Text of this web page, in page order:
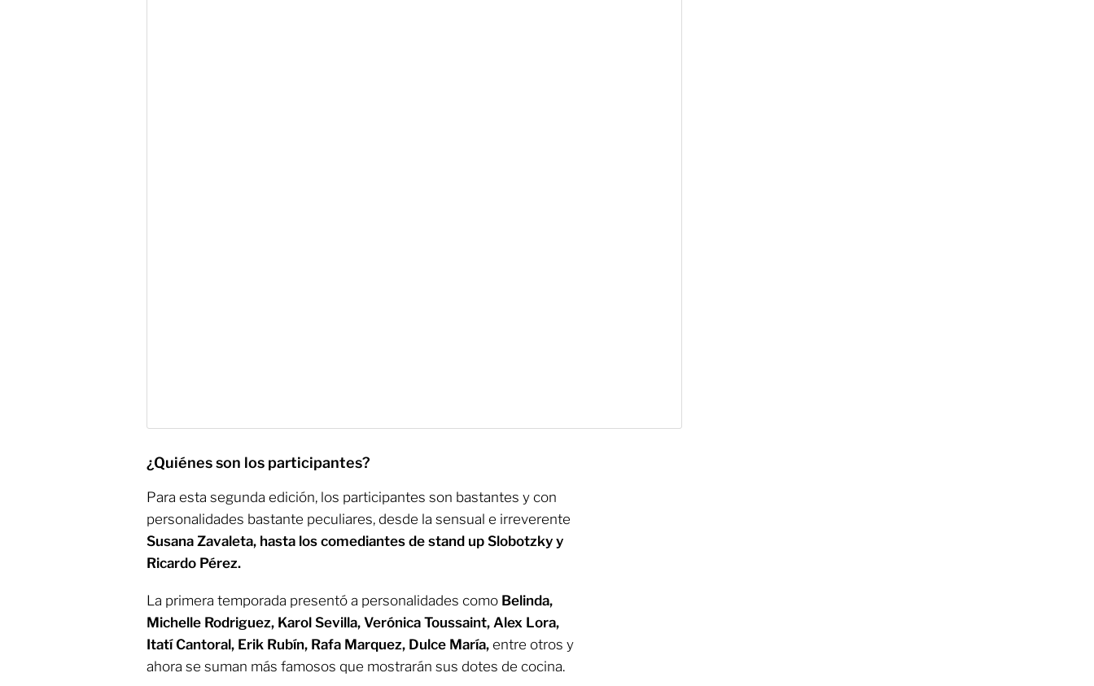
¿Quiénes son los participantes?
Para esta segunda edición, los participantes son bastantes y con
personalidades bastante peculiares, desde la sensual e irreverente
Susana Zavaleta, hasta los comediantes de stand up Slobotzky y
Ricardo Pérez.
La primera temporada presentó a personalidades como Belinda,
Michelle Rodriguez, Karol Sevilla, Verónica Toussaint, Alex Lora,
Itatí Cantoral, Erik Rubín, Rafa Marquez, Dulce María, entre otros y
ahora se suman más famosos que mostrarán sus dotes de cocina.